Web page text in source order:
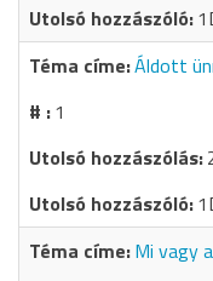
Áldott
1
Mi vagy